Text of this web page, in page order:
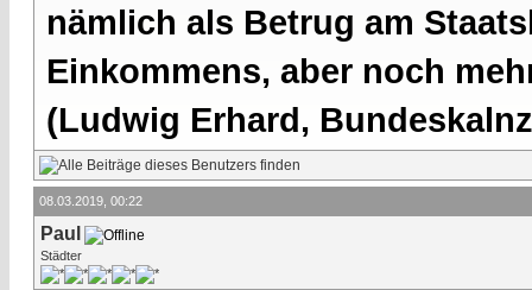
nämlich als Betrug am
Einkommens, aber noch
(Ludwig Erhard,
08.03.2019, 00:22
Paul
Städter